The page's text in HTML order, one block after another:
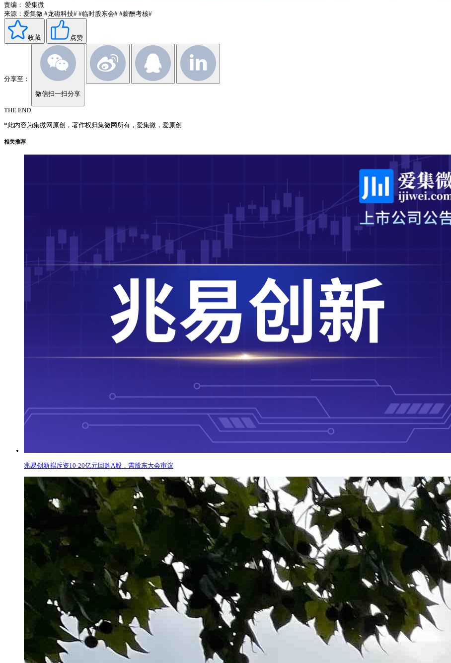
责编： 爱集微
来源：爱集微 #龙磁科技# #临时股东会# #薪酬考核#
收藏 点赞
分享至：
微信扫一扫分享
THE END
*此内容为集微网原创，著作权归集微网所有，爱集微，爱原创
相关推荐
兆易创新拟斥资10-20亿元回购A股，需股东大会审议